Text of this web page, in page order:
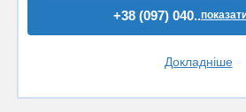
+38 (097) 040..
Докладніше